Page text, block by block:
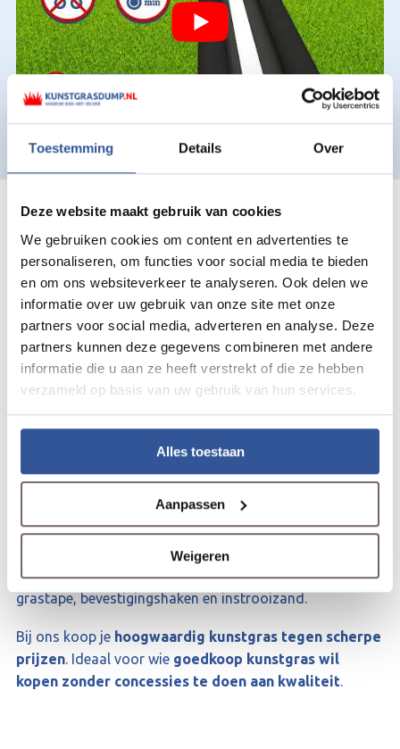
Toestemming Details Over
Deze website maakt gebruik van cookies
We gebruiken cookies om content en advertenties te
personaliseren, om functies voor social media te bieden
en om ons websiteverkeer te analyseren. Ook delen we
informatie over uw gebruik van onze site met onze
partners voor social media, adverteren en analyse. Deze
partners kunnen deze gegevens combineren met andere
informatie die u aan ze heeft verstrekt of die ze hebben
verzameld op basis van uw gebruik van hun services.
Alles toestaan
Aanpassen
Weigeren
Ook voor hovenier,
stratenmaker en
klusbedrijf in omgeving
Nuenen
Wij zijn kunstgras totaalleverancier voor Nuenen en
omgeving
jarenlange ervaring weten wij precies wat onze klanten
belangrijk vinden. Als totaalleverancier maken wij het je
graag makkelijk. Naast een ruim assortimentA-
vind je bij ons alle benodigdheden
voor een perfecte aanleg, zoals geotextiel onderdoek,
grastape, bevestigingshaken en instrooizand.
Bij ons koop je hoogwaardig kunstgras tegen scherpe
prijzen. Ideaal voor wie goedkoop kunstgras wil
kopen zonder concessies te doen aan kwaliteit.